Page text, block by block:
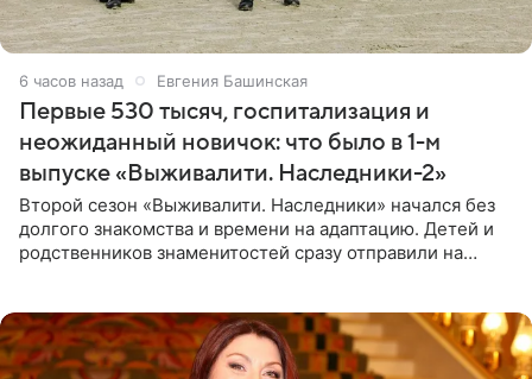
6 часов назад Евгения Башинская
Первые 530 тысяч, госпитализация и
неожиданный новичок: что было в 1-м
выпуске «Выживалити. Наследники-2»
Второй сезон «Выживалити. Наследники» начался без
долгого знакомства и времени на адаптацию. Детей и
родственников знаменитостей сразу отправили на